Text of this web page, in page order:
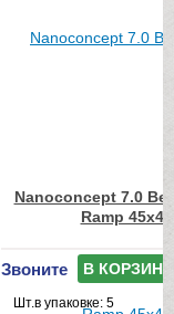
Nanoconcept 7.0
Ramp 45x45
Звоните В КОРЗИНУ
Шт.в упаковке: 5